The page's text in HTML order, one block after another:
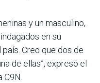
y un masculino,
en su
Creo que dos de
de ellas”, expresó el